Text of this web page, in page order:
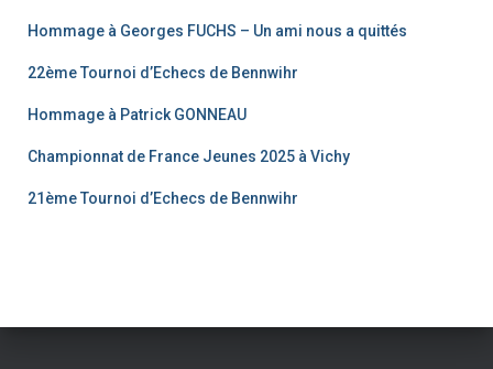
Hommage à Georges FUCHS – Un ami nous a quittés
22ème Tournoi d’Echecs de Bennwihr
Hommage à Patrick GONNEAU
Championnat de France Jeunes 2025 à Vichy
21ème Tournoi d’Echecs de Bennwihr